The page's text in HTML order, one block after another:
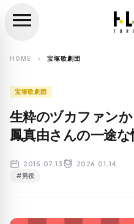
search
menu
HOME chevron_right 宝塚歌劇団
宝塚歌劇団
生粋のヅカファン
鳳真由さんの一途な
2015.07.13 2026.01.14
#男役